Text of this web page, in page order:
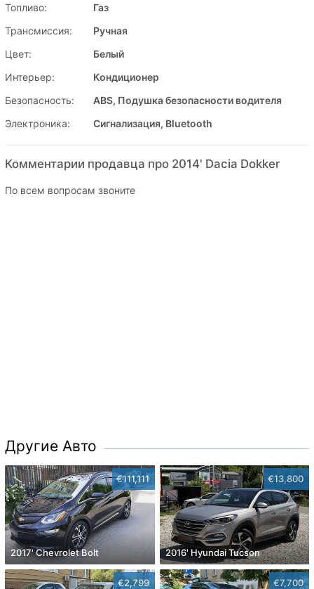
Топливо:
Газ
Трансмиссия:
Ручная
Цвет:
Белый
Интерьер:
Кондиционер
Безопасность:
ABS, Подушка безопасности водителя
Электроника:
Сигнализация, Bluetooth
Комментарии продавца про 2014' Dacia Dokker
По всем вопросам звоните
Другие Авто
€111,111
2017' Chevrolet Bolt
€13,800
2016' Hyundai Tucson
€2,799 €7,700